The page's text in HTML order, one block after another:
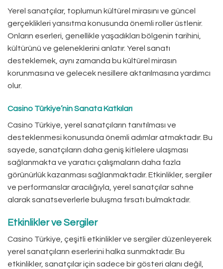
Yerel sanatçılar, toplumun kültürel mirasını ve güncel
gerçeklikleri yansıtma konusunda önemli roller üstlenir.
Onların eserleri, genellikle yaşadıkları bölgenin tarihini,
kültürünü ve geleneklerini anlatır. Yerel sanatı
desteklemek, aynı zamanda bu kültürel mirasın
korunmasına ve gelecek nesillere aktarılmasına yardımcı
olur.
Casino Türkiye’nin Sanata Katkıları
Casino Türkiye, yerel sanatçıların tanıtılması ve
desteklenmesi konusunda önemli adımlar atmaktadır. Bu
sayede, sanatçıların daha geniş kitlelere ulaşması
sağlanmakta ve yaratıcı çalışmaların daha fazla
görünürlük kazanması sağlanmaktadır. Etkinlikler, sergiler
ve performanslar aracılığıyla, yerel sanatçılar sahne
alarak sanatseverlerle buluşma fırsatı bulmaktadır.
Etkinlikler ve Sergiler
Casino Türkiye, çeşitli etkinlikler ve sergiler düzenleyerek
yerel sanatçıların eserlerini halka sunmaktadır. Bu
etkinlikler, sanatçılar için sadece bir gösteri alanı değil,